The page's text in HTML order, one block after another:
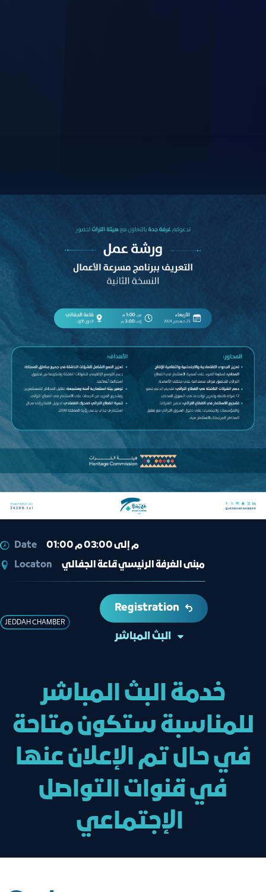
Date
01:00 م إلى 03:00 م
Locaton
مبنى الغرفة الرئيسي قاعة الجفالي
JEDDAH CHAMBER
Registration
البث المباشر
خدمة البث المباشر
للمناسبة ستكون متاحة
في حال تم الإعلان عنها
في قنوات التواصل